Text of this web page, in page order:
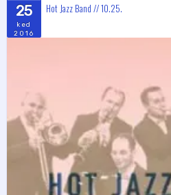
25
ked
2016
Hot Jazz Band // 10.25.